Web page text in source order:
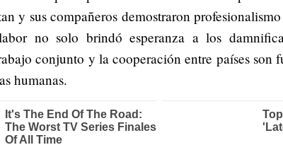
y sus compañeros demostraron
no solo brindó esperanza a los
conjunto y la cooperación entre países son
humanas.